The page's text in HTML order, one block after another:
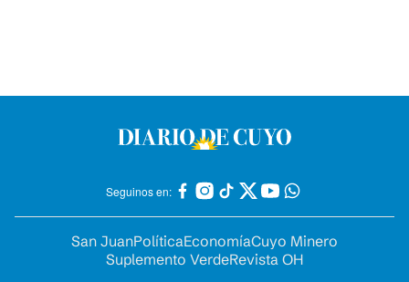
Seguinos en:
San JuanPolíticaEconomíaCuyo Minero
Suplemento VerdeRevista OH